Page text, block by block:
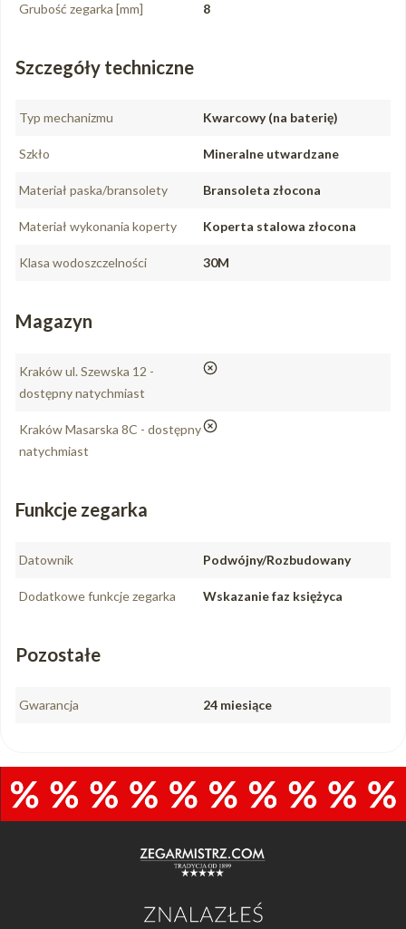
Grubość zegarka [mm] 8
Szczegóły techniczne
Typ mechanizmu Kwarcowy (na baterię)
Szkło Mineralne utwardzane
Materiał paska/bransolety Bransoleta złocona
Materiał wykonania koperty Koperta stalowa złocona
Klasa wodoszczelności 30M
Magazyn
Kraków ul. Szewska 12 -
dostępny natychmiast
nie
Kraków Masarska 8C - dostępny
natychmiast
nie
Funkcje zegarka
Datownik Podwójny/Rozbudowany
Dodatkowe funkcje zegarka Wskazanie faz księżyca
Pozostałe
Gwarancja 24 miesiące